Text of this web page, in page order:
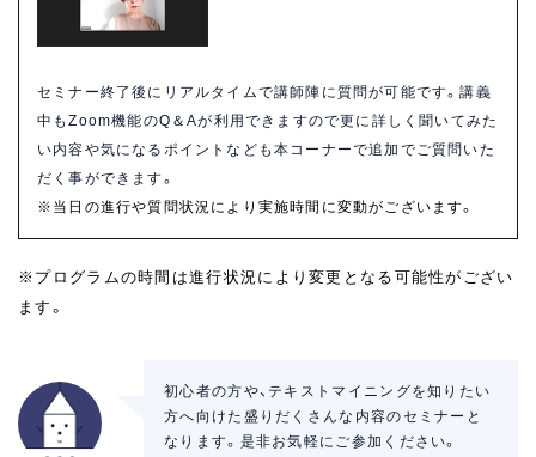
セミナー終了後にリアルタイムで講師陣に質問が可能です。講義
中もZoom機能のQ＆Aが利用できますので更に詳しく聞いてみた
い内容や気になるポイントなども本コーナーで追加でご質問いた
だく事ができます。
※当日の進行や質問状況により実施時間に変動がございます。
※プログラムの時間は進行状況により変更となる可能性がござい
ます。
初心者の方や、テキストマイニングを知りたい
方へ向けた盛りだくさんな内容のセミナーと
なります。是非お気軽にご参加ください。